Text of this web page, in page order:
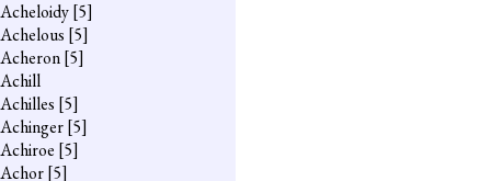
Acheloidy[5]
Achelous [5]
Acheron[5]
Achill
Achilles [5]
Achinger[5]
Achiroe [5]
Achor[5]